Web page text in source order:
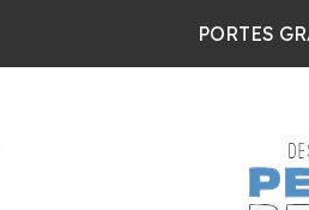
PORTES